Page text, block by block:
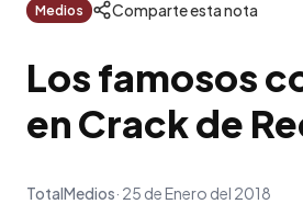
Medios Comparte esta nota
Los famosos
en Crack de
TotalMedios 25 de Enero del 2018